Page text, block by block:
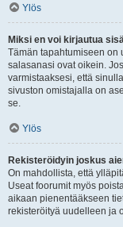
Ylös
Miksi en voi kirjautua
Tämän tapahtumiseen on
salasanasi ovat oikein.
varmistaaksesi, että
sivuston omistajalla on
se.
Ylös
Rekisteröidyin joskus
On mahdollista, että
Useat foorumit myös
aikaan pienentääkseen
rekisteröityä uudelleen ja